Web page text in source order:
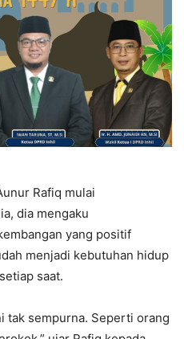
Rafiq mulai
dia mengaku
yang positif
menjadi kebutuhan hidup
saat.
tak sempurna. Seperti orang